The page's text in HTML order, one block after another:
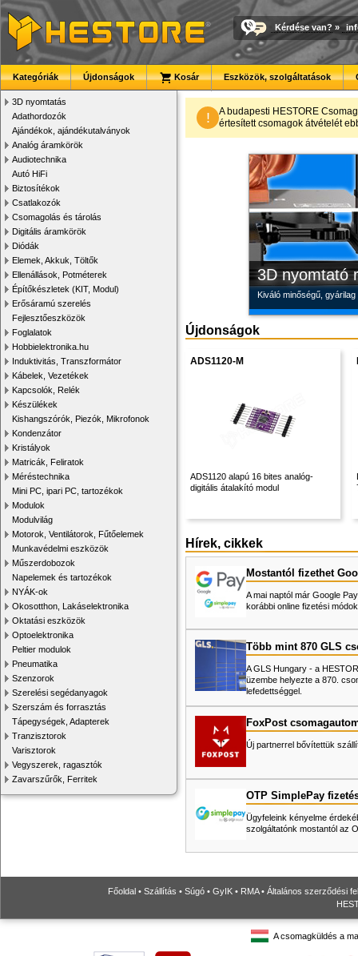
Kérdése van? »
Kategóriák Újdonságok Kosár Eszközök, szolgáltatások
3D nyomtatás
Adathordozók
Ajándékok, ajándékutalványok
Analóg áramkörök
Audiotechnika
Autó HiFi
Biztosítékok
Csatlakozók
Csomagolás és tárolás
Digitális áramkörök
Diódák
Elemek, Akkuk, Töltők
Ellenállások, Potméterek
Építőkészletek (KIT, Modul)
Erősáramú szerelés
Fejlesztőeszközök
Foglalatok
Hobbielektronika.hu
Induktivitás, Transzformátor
Kábelek, Vezetékek
Kapcsolók, Relék
Készülékek
Kishangszórók, Piezók, Mikrofonok
Kondenzátor
Kristályok
Matricák, Feliratok
Méréstechnika
Mini PC, ipari PC, tartozékok
Modulok
Modulvilág
Motorok, Ventilátorok, Fűtőelemek
Munkavédelmi eszközök
Műszerdobozok
Napelemek és tartozékok
NYÁK-ok
Okosotthon, Lakáselektronika
Oktatási eszközök
Optoelektronika
Peltier modulok
Pneumatika
Szenzorok
Szerelési segédanyagok
Szerszám és forrasztás
Tápegységek, Adapterek
Tranzisztorok
Varisztorok
Vegyszerek, ragasztók
Zavarszűrők, Ferritek
!
A budapesti HESTORE
értesített csomagok átvételét
3D nyomtató
Kiváló minőségű,
Modulvilág
Fejlesztés, szórakozás
Megbízható
Új, modern
Új PLA
Kiváló árfekvésű, sok
Újdonságok
ADS1120-M
ADS1120 alapú 16 bites analóg-
digitális átalakító modul
Hírek, cikkek
Mostantól fizethet
A mai naptól már Google
korábbi online fizetési
Több mint 870 GLS
A GLS Hungary - a
üzembe helyezte a 870.
lefedettséggel.
FoxPost
Új partnerrel bővítettük
OTP SimplePay
Ügyfeleink kényelme
szolgáltatónk mostantól az
Főoldal • Szállítás • Súgó • GyIK • RMA• Általános szerződési
A csomagküldés a